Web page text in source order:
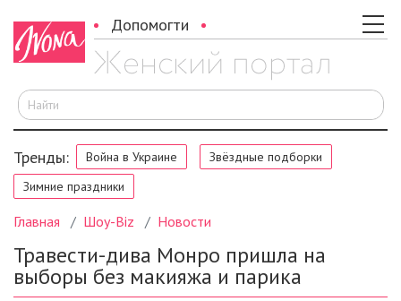
Допомогти
Тренды: Война в Украине
Звёздные подборки
Зимние праздники
Главная Шоу-Biz Новости
Травести-дива Монро пришла на
выборы без макияжа и парика